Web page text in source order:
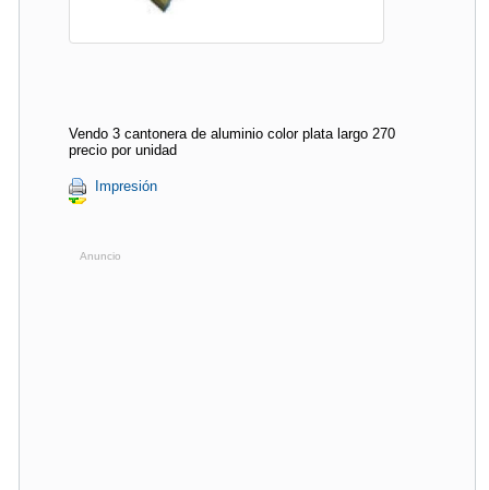
Vendo 3 cantonera de aluminio color plata largo 270
precio por unidad
Impresión
Anuncio